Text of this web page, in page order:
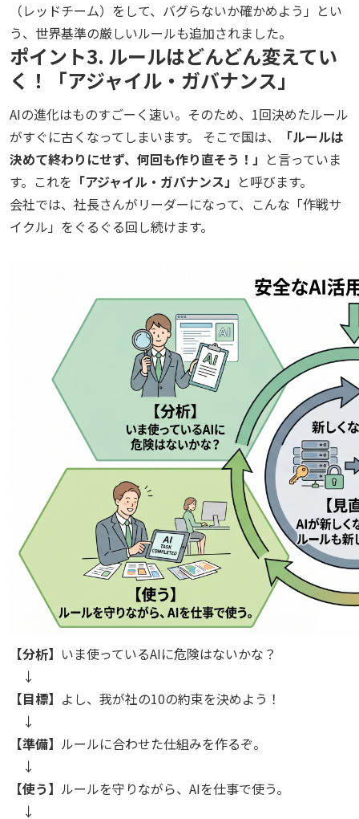
（レッドチーム）をして、バグらないか確かめよう」とい
う、世界基準の厳しいルールも追加されました。
ポイント3. ルールはどんどん変えてい
く！「アジャイル・ガバナンス」
AIの進化はものすごーく速い。そのため、1回決めたルール
がすぐに古くなってしまいます。 そこで国は、
「ルールは
決めて終わりにせず、何回も作り直そう！」 と言っていま
す。これを 「アジャイル・ガバナンス」 と呼びます。
会社では、社長さんがリーダーになって、こんな「作戦サ
イクル」をぐるぐる回し続けます。
【分析】 いま使っているAIに危険はないかな？
↓
【目標】 よし、我が社の10の約束を決めよう！
↓
【準備】 ルールに合わせた仕組みを作るぞ。
↓
【使う】 ルールを守りながら、AIを仕事で使う。
↓